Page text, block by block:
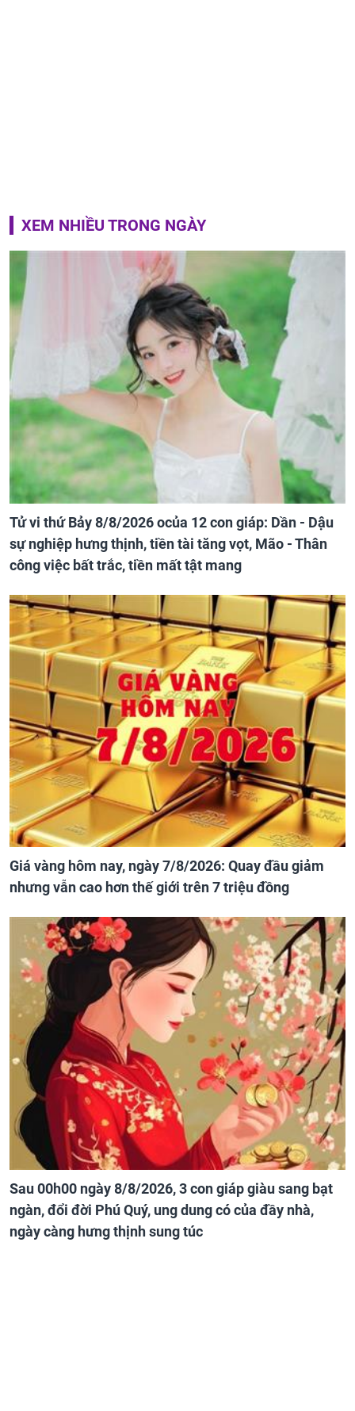
XEM NHIỀU TRONG NGÀY
Tử vi thứ Bảy 8/8/2026 ocủa 12 con giáp: Dần - Dậu
sự nghiệp hưng thịnh, tiền tài tăng vọt, Mão - Thân
công việc bất trắc, tiền mất tật mang
Giá vàng hôm nay, ngày 7/8/2026: Quay đầu giảm
nhưng vẫn cao hơn thế giới trên 7 triệu đồng
Sau 00h00 ngày 8/8/2026, 3 con giáp giàu sang bạt
ngàn, đổi đời Phú Quý, ung dung có của đầy nhà,
ngày càng hưng thịnh sung túc